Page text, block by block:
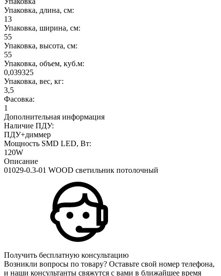
Упаковка, длина, см:
13
Упаковка, ширина, см:
55
Упаковка, высота, см:
55
Упаковка, объем, куб.м:
0,039325
Упаковка, вес, кг:
3,5
Фасовка:
1
Дополнительная информация
Наличие ПДУ:
ПДУ+диммер
Мощность SMD LED, Вт:
120W
Описание
01029-0.3-01 WOOD светильник потолочный
Получить бесплатную консультацию
Возникли вопросы по товару? Оставьте свой номер телефона,
и наши консультанты свяжутся с вами в ближайшее время